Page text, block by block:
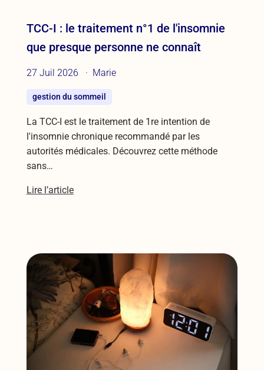
TCC-I : le traitement n°1 de l'insomnie
que presque personne ne connaît
27 Juil 2026 Marie
gestion du sommeil
La TCC-I est le traitement de 1re intention de
l'insomnie chronique recommandé par les
autorités médicales. Découvrez cette méthode
sans…
Lire l’article